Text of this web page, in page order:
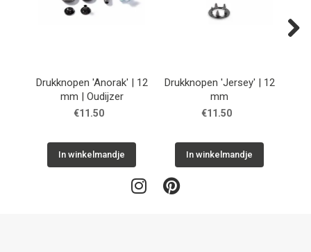
Drukknopen 'Anorak' | 12
mm | Oudijzer
€11.50
In winkelmandje
Drukknopen 'Jersey' | 12
mm
€11.50
In winkelmandje